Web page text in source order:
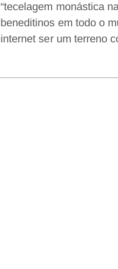
“tecelagem monástica
beneditinos em todo o
internet ser um terreno